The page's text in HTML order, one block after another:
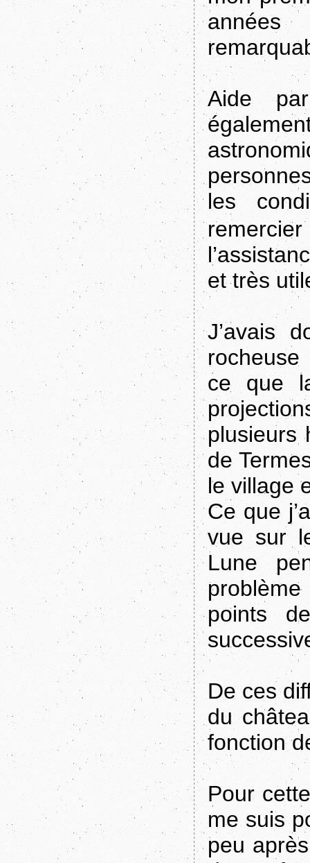
Aide
les
et très
J’avais
ce que
plusieurs
de
le village
Ce que
vue sur
Lune
points
De ces
du
fonction
Pour
me suis
peu